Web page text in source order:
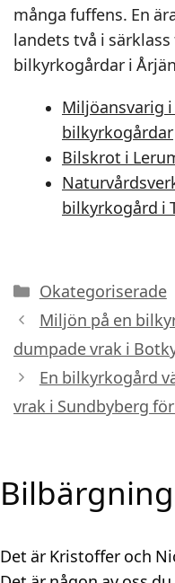
många fuffens. En
landets två i
bilkyrkogårdar i
Miljöansvarig
bilkyrkogårdar
Bilskrot i
bilkyrkogård i
Kategorier
Okategoriserade
Miljön på en
dumpade vrak i
En bilkyrkogård
vrak i Sundbyberg
Det är Kristoffer och